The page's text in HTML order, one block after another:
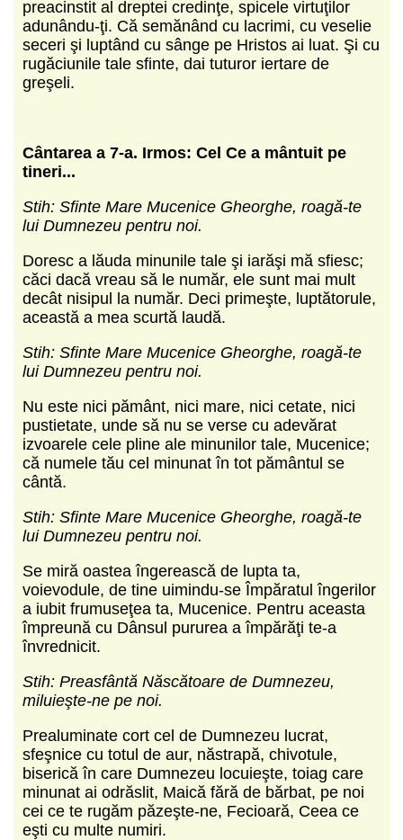
preacinstit al dreptei credinţe, spicele virtuţilor
adunându-ţi. Că semănând cu lacrimi, cu veselie
seceri şi luptând cu sânge pe Hristos ai luat. Şi cu
rugăciunile tale sfinte, dai tuturor iertare de
greşeli.
Cântarea a 7-a. Irmos: Cel Ce a mântuit pe
tineri...
Stih: Sfinte Mare Mucenice Gheorghe, roagă-te
lui Dumnezeu pentru noi.
Doresc a lăuda minunile tale şi iarăşi mă sfiesc;
căci dacă vreau să le număr, ele sunt mai mult
decât nisipul la număr. Deci primeşte, luptătorule,
această a mea scurtă laudă.
Stih: Sfinte Mare Mucenice Gheorghe, roagă-te
lui Dumnezeu pentru noi.
Nu este nici pământ, nici mare, nici cetate, nici
pustietate, unde să nu se verse cu adevărat
izvoarele cele pline ale minunilor tale, Mucenice;
că numele tău cel minunat în tot pământul se
cântă.
Stih: Sfinte Mare Mucenice Gheorghe, roagă-te
lui Dumnezeu pentru noi.
Se miră oastea îngerească de lupta ta,
voievodule, de tine uimindu-se Împăratul îngerilor
a iubit frumuseţea ta, Mucenice. Pentru aceasta
împreună cu Dânsul pururea a împărăţi te-a
învrednicit.
Stih: Preasfântă Născătoare de Dumnezeu,
miluieşte-ne pe noi.
Prealuminate cort cel de Dumnezeu lucrat,
sfeşnice cu totul de aur, năstrapă, chivotule,
biserică în care Dumnezeu locuieşte, toiag care
minunat ai odrăslit, Maică fără de bărbat, pe noi
cei ce te rugăm păzeşte-ne, Fecioară, Ceea ce
eşti cu multe numiri.